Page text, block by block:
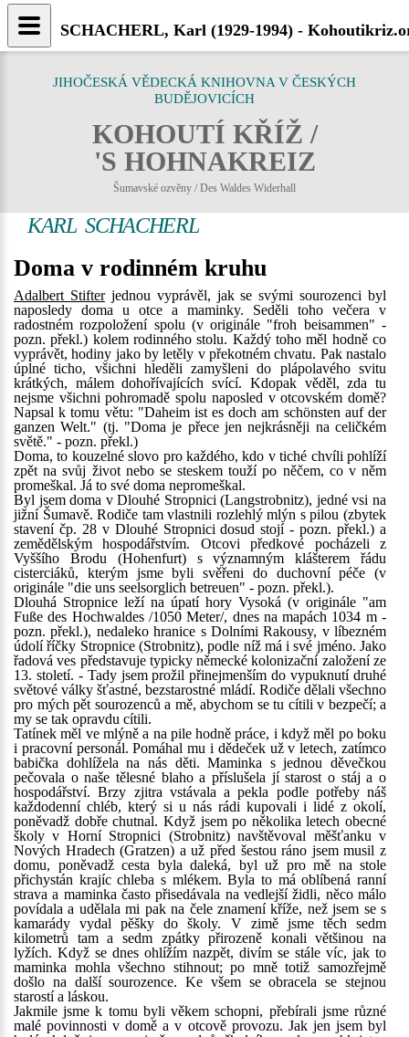
JIHOČESKÁ VĚDECKÁ KNIHOVNA V ČESKÝCH
BUDĚJOVICÍCH
KOHOUTÍ KŘÍŽ /
'S HOHNAKREIZ
Šumavské ozvěny / Des Waldes Widerhall
KARL SCHACHERL
Doma v rodinném kruhu
Adalbert Stifterjednou vyprávěl, jak se svými sourozenci byl
naposledy doma u otce a maminky. Seděli toho večera v
radostném rozpoložení spolu (v originále "froh beisammen" -
pozn. překl.) kolem rodinného stolu. Každý toho měl hodně co
vyprávět, hodiny jako by letěly v překotném chvatu. Pak nastalo
úplné ticho, všichni hleděli zamyšleni do plápolavého svitu
krátkých, málem dohořívajících svící. Kdopak věděl, zda tu
nejsme všichni pohromadě spolu naposled v otcovském domě?
Napsal k tomu větu: "Daheim ist es doch am schönsten auf der
ganzen Welt." (tj. "Doma je přece jen nejkrásněji na celičkém
světě." - pozn. překl.)
Doma, to kouzelné slovo pro každého, kdo v tiché chvíli pohlíží
zpět na svůj život nebo se steskem touží po něčem, co v něm
promeškal. Já to své doma nepromeškal.
Byl jsem doma v Dlouhé Stropnici (Langstrobnitz), jedné vsi na
jižní Šumavě. Rodiče tam vlastnili rozlehlý mlýn s pilou (zbytek
stavení čp. 28 v Dlouhé Stropnici dosud stojí - pozn. překl.) a
zemědělským hospodářstvím. Otcovi předkové pocházeli z
Vyššího Brodu (Hohenfurt) s významným klášterem řádu
cisterciáků, kterým jsme byli svěřeni do duchovní péče (v
originále "die uns seelsorglich betreuen" - pozn. překl.).
Dlouhá Stropnice leží na úpatí hory Vysoká (v originále "am
Fuße des Hochwaldes /1050 Meter/, dnes na mapách 1034 m -
pozn. překl.), nedaleko hranice s Dolními Rakousy, v líbezném
údolí říčky Stropnice (Strobnitz), podle níž má i své jméno. Jako
řadová ves představuje typicky německé kolonizační založení ze
13. století. - Tady jsem prožil přinejmenším do vypuknutí druhé
světové války šťastné, bezstarostné mládí. Rodiče dělali všechno
pro mých pět sourozenců a mě, abychom se tu cítili v bezpečí; a
my se tak opravdu cítili.
Tatínek měl ve mlýně a na pile hodně práce, i když měl po boku
i pracovní personál. Pomáhal mu i dědeček už v letech, zatímco
babička dohlížela na nás děti. Maminka s jednou děvečkou
pečovala o naše tělesné blaho a příslušela jí starost o stáj a o
hospodářství. Brzy zjitra vstávala a pekla podle potřeby náš
každodenní chléb, který si u nás rádi kupovali i lidé z okolí,
poněvadž dobře chutnal. Když jsem po několika letech obecné
školy v Horní Stropnici (Strobnitz) navštěvoval měšťanku v
Nových Hradech (Gratzen) a už před šestou ráno jsem musil z
domu, poněvadž cesta byla daleká, byl už pro mě na stole
přichystán krajíc chleba s mlékem. Byla to má oblíbená ranní
strava a maminka často přisedávala na vedlejší židli, něco málo
povídala a udělala mi pak na čele znamení kříže, než jsem se s
kamarády vydal pěšky do školy. V zimě jsme těch sedm
kilometrů tam a sedm zpátky přirozeně konali většinou na
lyžích. Když se dnes ohlížím nazpět, divím se stále víc, jak to
maminka mohla všechno stihnout; po mně totiž samozřejmě
došlo na další sourozence. Ke všem se obracela se stejnou
starostí a láskou.
Jakmile jsme k tomu byli věkem schopni, přebírali jsme různé
malé povinnosti v domě a v otcově provozu. Jak jen jsem byl
SCHACHERL, Karl (1929-1994) -